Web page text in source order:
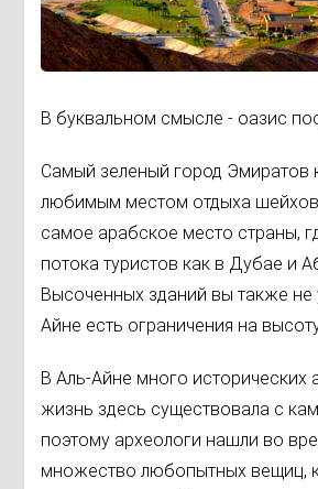
В буквальном смысле - оазис
Самый зеленый город Эмиратов
любимым местом отдыха
самое арабское место страны,
потока туристов как в Дубае и
Высоченных зданий вы также не
Айне есть ограничения на
В Аль-Айне много исторических
жизнь здесь существовала с
поэтому археологи нашли во
множество любопытных вещиц,